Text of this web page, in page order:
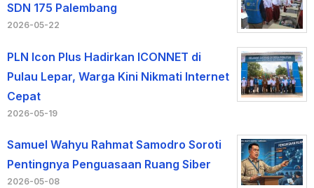
SDN 175 Palembang
2026-05-22
PLN Icon Plus Hadirkan ICONNET di
Pulau Lepar, Warga Kini Nikmati Internet
Cepat
2026-05-19
Samuel Wahyu Rahmat Samodro Soroti
Pentingnya Penguasaan Ruang Siber
2026-05-08